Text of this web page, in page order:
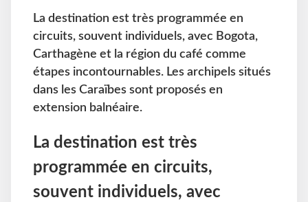
La destination est très programmée en
circuits, souvent individuels, avec Bogota,
Carthagène et la région du café comme
étapes incontournables. Les archipels situés
dans les Caraïbes sont proposés en
extension balnéaire.
La destination est très
programmée en circuits,
souvent individuels, avec